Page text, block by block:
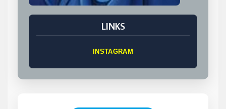
LINKS
INSTAGRAM